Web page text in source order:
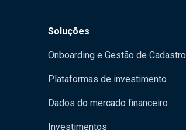
Soluções
Onboarding e Gestão de Cadastro
Plataformas de investimento
Dados do mercado financeiro
Investimentos